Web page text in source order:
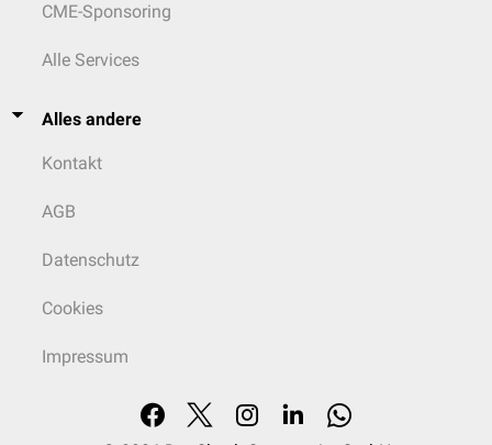
CME-Sponsoring
Alle Services
Alles andere
Kontakt
AGB
Datenschutz
Cookies
Impressum